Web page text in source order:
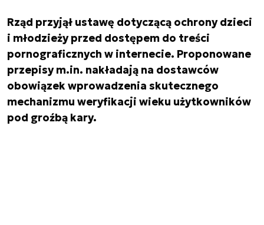
Rząd przyjął ustawę dotyczącą ochrony dzieci
i młodzieży przed dostępem do treści
pornograficznych w internecie. Proponowane
przepisy m.in. nakładają na dostawców
obowiązek wprowadzenia skutecznego
mechanizmu weryfikacji wieku użytkowników
pod groźbą kary.